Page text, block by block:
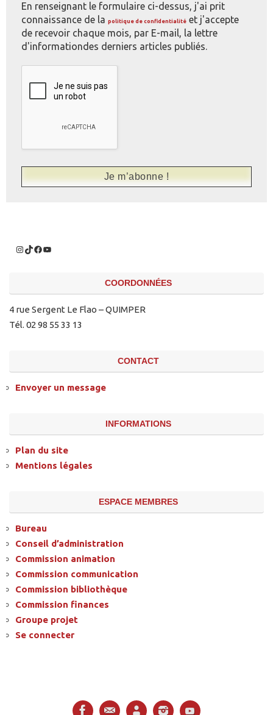
En renseignant le formulaire ci-dessus, j'ai prit
connaissance de la politique de confidentialité et j'accepte
de recevoir chaque mois, par E-mail, la lettre
d'informationdes derniers articles publiés.
COORDONNÉES
4 rue Sergent Le Flao – QUIMPER
Tél. 02 98 55 33 13
CONTACT
Envoyer un message
INFORMATIONS
Plan du site
Mentions légales
ESPACE MEMBRES
Bureau
Conseil d’administration
Commission animation
Commission communication
Commission bibliothèque
Commission finances
Groupe projet
Se connecter